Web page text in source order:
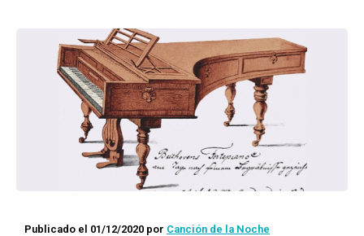
Publicado el 01/12/2020 por Canción de la Noche